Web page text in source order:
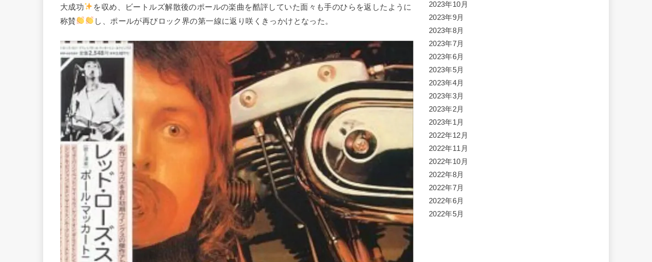
大成功
を収め、ビートルズ解散後のポールの楽曲を酷評していた面々も手のひらを返したように
称賛
し、ポールが再びロック界の第一線に返り咲くきっかけとなった。
2023年10月
2023年9月
2023年8月
2023年7月
2023年6月
2023年5月
2023年4月
2023年3月
2023年2月
2023年1月
2022年12月
2022年11月
2022年10月
2022年8月
2022年7月
2022年6月
2022年5月